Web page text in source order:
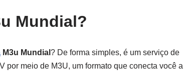
Mundial?
M3u Mundial ? De forma simples, é um serviço de
por meio de M3U, um formato que conecta você a